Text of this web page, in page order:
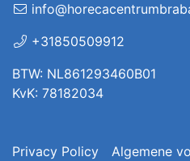
+31850509912
BTW: NL861293460B01
KvK: 78182034
Privacy Policy Algemene